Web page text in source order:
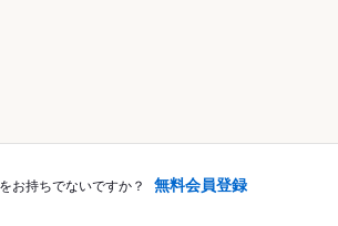
お持ちでないですか？ 無料会員登録